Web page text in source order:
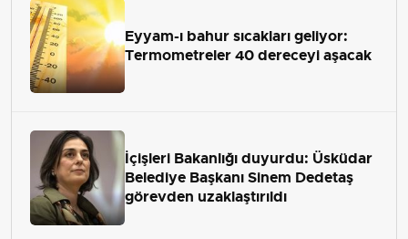
Eyyam-ı bahur sıcakları geliyor:
Termometreler 40 dereceyi aşacak
İçişleri Bakanlığı duyurdu: Üsküdar
Belediye Başkanı Sinem Dedetaş
görevden uzaklaştırıldı